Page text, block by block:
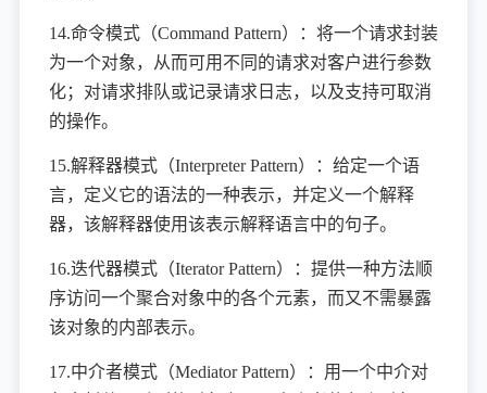
14.命令模式（Command Pattern）：将一个请求封装
为一个对象，从而可用不同的请求对客户进行参数
化；对请求排队或记录请求日志，以及支持可取消
的操作。
15.解释器模式（Interpreter Pattern）：给定一个语
言，定义它的语法的一种表示，并定义一个解释
器，该解释器使用该表示解释语言中的句子。
16.迭代器模式（Iterator Pattern）：提供一种方法顺
序访问一个聚合对象中的各个元素，而又不需暴露
该对象的内部表示。
17.中介者模式（Mediator Pattern）：用一个中介对